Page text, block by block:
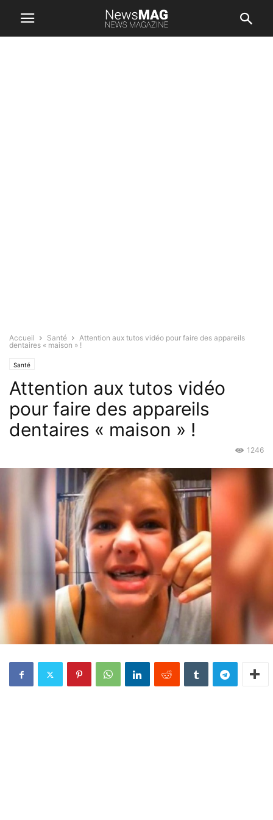
Accueil Santé
Attention aux tutos vidéo pour faire des appareils
dentaires « maison » !
Santé
Attention aux tutos vidéo
pour faire des appareils
dentaires « maison » !
1246